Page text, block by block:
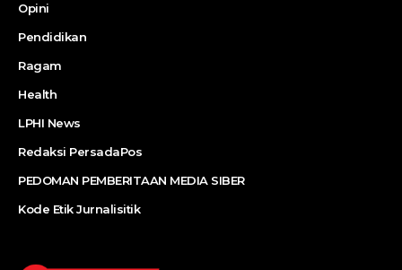
Opini
Pendidikan
Ragam
Health
LPHI News
Redaksi PersadaPos
PEDOMAN PEMBERITAAN MEDIA SIBER
Kode Etik Jurnalisitik